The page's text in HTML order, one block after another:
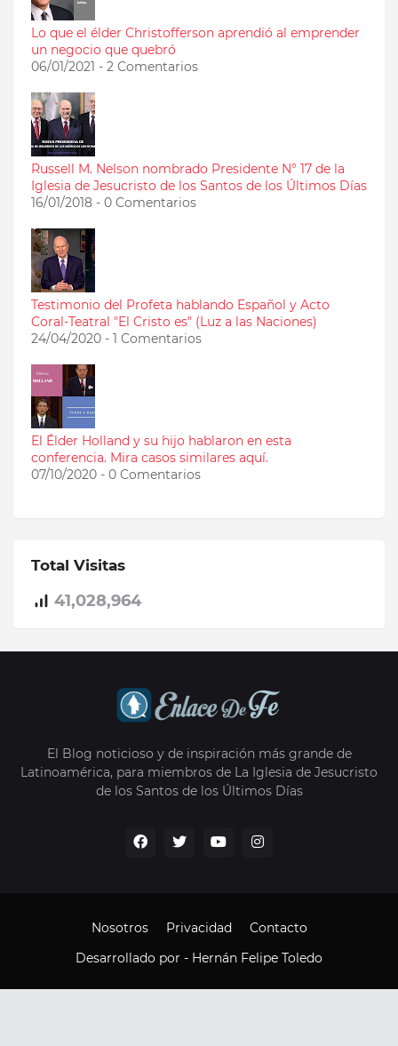
Lo que el élder Christofferson aprendió al emprender
un negocio que quebró
06/01/2021 - 2 Comentarios
Russell M. Nelson nombrado Presidente N° 17 de la
Iglesia de Jesucristo de los Santos de los Últimos Días
16/01/2018 - 0 Comentarios
Testimonio del Profeta hablando Español y Acto
Coral-Teatral "El Cristo es" (Luz a las Naciones)
24/04/2020 - 1 Comentarios
El Élder Holland y su hijo hablaron en esta
conferencia. Mira casos similares aquí.
07/10/2020 - 0 Comentarios
Total Visitas
41,028,964
El Blog noticioso y de inspiración más grande de
Latinoamérica, para miembros de La Iglesia de Jesucristo
de los Santos de los Últimos Días
Desarrollado por - Hernán Felipe Toledo
Nosotros Privacidad Contacto